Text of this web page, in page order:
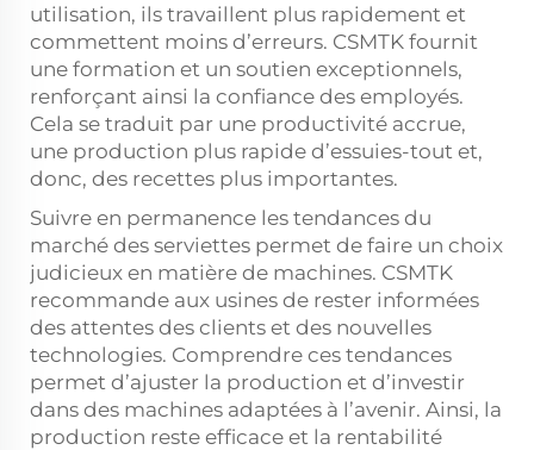
utilisation, ils travaillent plus rapidement et
commettent moins d’erreurs. CSMTK fournit
une formation et un soutien exceptionnels,
renforçant ainsi la confiance des employés.
Cela se traduit par une productivité accrue,
une production plus rapide d’essuies-tout et,
donc, des recettes plus importantes.
Suivre en permanence les tendances du
marché des serviettes permet de faire un choix
judicieux en matière de machines. CSMTK
recommande aux usines de rester informées
des attentes des clients et des nouvelles
technologies. Comprendre ces tendances
permet d’ajuster la production et d’investir
dans des machines adaptées à l’avenir. Ainsi, la
production reste efficace et la rentabilité